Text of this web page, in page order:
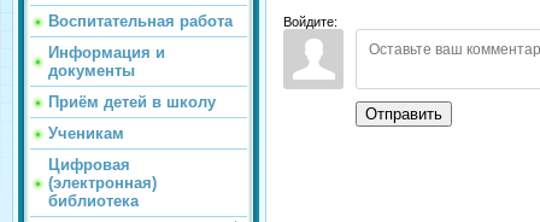
Воспитательная работа
Информация и
документы
Приём детей в школу
Ученикам
Цифровая
(электронная)
библиотека
Войдите:
Отправить